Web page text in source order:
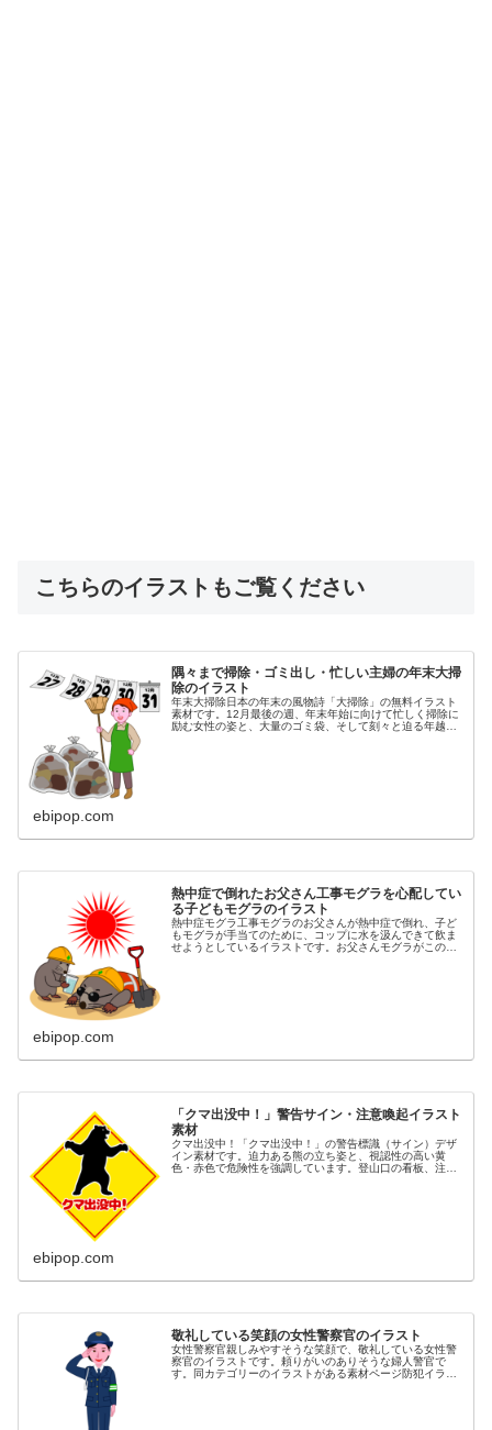
こちらのイラストもご覧ください
隅々まで掃除・ゴミ出し・忙しい主婦の年末大掃
除のイラスト
年末大掃除日本の年末の風物詩「大掃除」の無料イラスト
素材です。12月最後の週、年末年始に向けて忙しく掃除に
励む女性の姿と、大量のゴミ袋、そして刻々と迫る年越し
ebipop.com
熱中症で倒れたお父さん工事モグラを心配してい
る子どもモグラのイラスト
熱中症モグラ工事モグラのお父さんが熱中症で倒れ、子ど
もモグラが手当てのために、コップに水を汲んできて飲ま
せようとしているイラストです。お父さんモグラがこのま
ebipop.com
「クマ出没中！」警告サイン・注意喚起イラスト
素材
クマ出没中！「クマ出没中！」の警告標識（サイン）デザ
イン素材です。迫力ある熊の立ち姿と、視認性の高い黄
色・赤色で危険性を強調しています。登山口の看板、注意
ebipop.com
敬礼している笑顔の女性警察官のイラスト
女性警察官親しみやすそうな笑顔で、敬礼している女性警
察官のイラストです。頼りがいのありそうな婦人警官で
す。同カテゴリーのイラストがある素材ページ防犯イラス